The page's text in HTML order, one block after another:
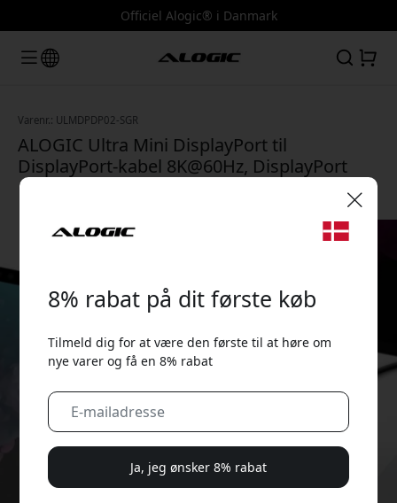
Officiel Alogic® i Danmark
Varenr.: ULMDPDP02-SGR
ALOGIC Ultra Mini DisplayPort til
DisplayPort-kabel 8K@60Hz, DisplayPort
1.4, 2 m til monitor og projektor - Rumgrå
8% rabat på dit første køb
Tilmeld dig for at være den første til at høre om
nye varer og få en 8% rabat
Ja, jeg ønsker 8% rabat
🎉 Din rabatkode: